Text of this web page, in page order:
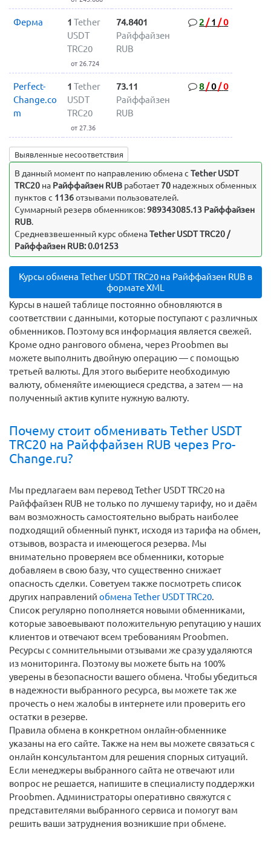
Ферма 1 Tether
USDT
TRC20
от 26.724
74.8401
Райффайзен
RUB
2 / 1 /0
Perfect-
Change.co
m
1 Tether
USDT
TRC20
от 27.36
73.11
Райффайзен
RUB
8/0/0
Выявленные несоответствия
В данный момент по направлению обмена c Tether USDT
TRC20на Райффайзен RUBработает70надежных обменных
пунктов с 1136отзывами пользователей.
Суммарный резерв обменников:989343085.13 Райффайзен
RUB.
Средневзвешенный курс обменаTether USDT TRC20 /
Райффайзен RUB: 0.01253
Курсы обмена Tether USDT TRC20 на Райффайзен RUB в
формате XML
Курсы в нашей таблице постоянно обновляются в
соответствии с данными, которые поступают с различных
обменников. Поэтому вся информация является свежей.
Кроме одно рангового обмена, через Proobmen вы
можете выполнить двойную операцию — с помощью
третьей валюты. Для этого выберите необходимую
валюту, обменяйте имеющиеся средства, а затем — на
полученный актив купите нужную валюту.
Почему стоит обменивать Tether USDT
TRC20 на Райффайзен RUB через Pro-
Change.ru?
Мы предлагаем вам перевод Tether USDT TRC20 на
Райффайзен RUB не только по лучшему тарифу, но и даём
вам возможность самостоятельно выбрать наиболее
подходящий обменный пункт, исходя из тарифа на обмен,
отзывов, возраста и имеющегося резерва. Мы
внимательно проверяем все обменники, которые
добавляем в свою базу, что существенно снижает
опасность сделки. Советуем также посмотреть список
других направлений обмена Tether USDT TRC20.
Список регулярно пополняется новыми обменниками,
которые завоевывают положительную репутацию у наших
клиентов и отвечают всем требованиям Proobmen.
Ресурсы с сомнительными отзывами же сразу удаляются
из мониторинга. Поэтому вы можете быть на 100%
уверены в безопасности вашего обмена. Чтобы убедиться
в надежности выбранного ресурса, вы можете так же
прочесть о нем жалобы в интернете или проверить его
остатки в резерве.
Правила обмена в конкретном онлайн-обменнике
указаны на его сайте. Также на нем вы можете связаться с
онлайн консультантом для решения спорных ситуаций.
Если менеджеры выбранного сайта не отвечают или
вопрос не решается, напишите в специалисту поддержки
Proobmen. Администраторы оперативно свяжутся с
представителями выбранного сервиса и помогут вам
решить ваши затруднения возникшие при обмене.